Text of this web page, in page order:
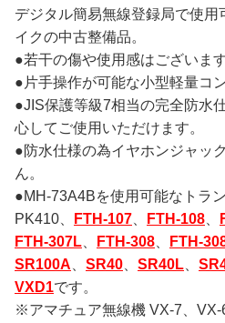
デジタル簡易無線登録局で使
イクの中古整備品。
●若干の傷や使用感はございま
●片手操作が可能な小型軽量コ
●JIS保護等級7相当の完全防水
心してご使用いただけます。
●防水仕様の為イヤホンジャッ
ん。
●MH-73A4Bを使用可能なトラ
PK410、
FTH-107 FTH-108
FTH-307L
FTH-308 FTH-
SR100A
SR40 SR40L
VXD1です。
※アマチュア無線機 VX-7、VX-